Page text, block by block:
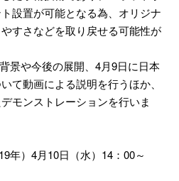
設置が可能となる為、オリジナ
すさなどを取り戻せる可能性が
景や今後の展開、4月9日に日本
て動画による説明を行うほか、
モンストレーションを行いま
）4月10日（水）14：00～